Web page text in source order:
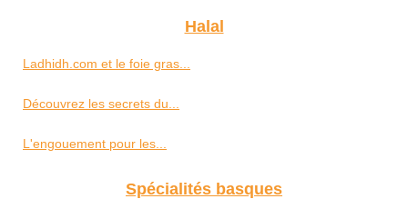
Halal
Ladhidh.com et le foie gras...
Découvrez les secrets du...
L'engouement pour les...
Spécialités basques